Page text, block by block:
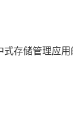
存储管理应